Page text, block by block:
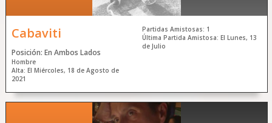
Cabaviti
Posición: En Ambos Lados
Hombre
Alta: El Miércoles, 18 de Agosto de
2021
Partidas Amistosas: 1
Última Partida Amistosa: El Lunes, 13
de Julio